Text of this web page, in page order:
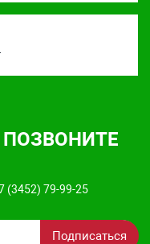
(3452) 79-99-25
Подписаться